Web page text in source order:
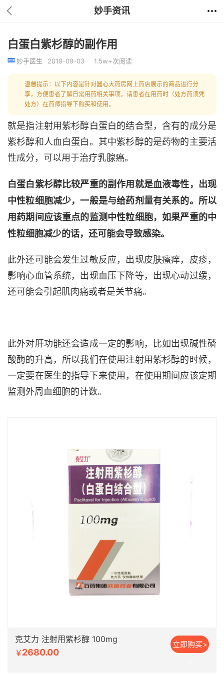
妙手资讯
白蛋白紫杉醇的副作用
妙手医生 2019-09-03 1.5w+次阅读
温馨提示：以下内容是针对圆心大药房网上药店展示的商品进行分
享，方便患者了解日常用药相关事项。请患者在用药时（处方药须凭
处方）在药师指导下购买和使用。
就是指注射用紫杉醇白蛋白的结合型，含有的成分是
紫杉醇和人血白蛋白。其中紫杉醇的是药物的主要活
性成分，可以用于治疗乳腺癌。
白蛋白紫杉醇比较严重的副作用就是血液毒性，出现
中性粒细胞减少，一般是与给药剂量有关系的。所以
用药期间应该重点的监测中性粒细胞，如果严重的中
性粒细胞减少的话，还可能会导致感染。
此外还可能会发生过敏反应，出现皮肤瘙痒，皮疹，
影响心血管系统，出现血压下降等，出现心动过缓，
还可能会引起肌肉痛或者是关节痛。
此外对肝功能还会造成一定的影响，比如出现碱性磷
酸酶的升高，所以我们在使用注射用紫杉醇的时候，
一定要在医生的指导下来使用，在使用期间应该定期
监测外周血细胞的计数。
克艾力 注射用紫杉醇 100mg
￥2680.00
立即购买>